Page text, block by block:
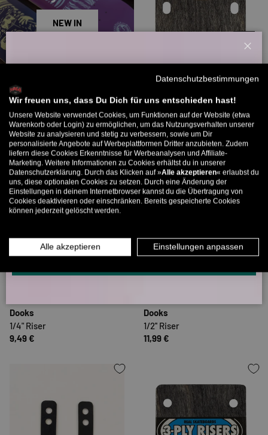
NEW IN
3-Ply Riser 1/8"
★★★★★ (3)
Dooks
1/4" Riser
9,49 €
Dooks
1/2'' Riser
11,99 €
Willkommensbonus
Willkommens-Rabattcode direkt per Mail zugeschickt.
Bis zu 11% Rabatt auf deine erste Bestellung. Aufgepasst: Du
kannst nur 1x wählen! 🤫
5% ab €80 9% ab €100 11% ab €150 🔥
E-Mail
MÄNNER
INFOS ÜBER WHATSAPP? KEIN PROBLEM!
KLICK HIER UND SCHICKE UNS DIE VORGESCHRIEBENE NACHRICHT,
Datenschutzbestimmungen
Wir freuen uns, dass Du Dich für uns entschieden hast!
Unsere Website verwendet Cookies, um Funktionen auf der Website (etwa
Warenkorb oder Login) zu ermöglichen, um das Nutzungsverhalten unserer
Website zu analysieren und stetig zu verbessern, sowie um Dir
personalisierte Angebote auf Werbeplattformen Dritter anzubieten. Zudem
liefern diese Cookies Erkenntnisse für Werbeanalysen und Affiliate-
Marketing. Weitere Informationen zu Cookies erhältst du in unserer
Datenschutzerklärung. Durch das Klicken auf »Alle akzeptieren« erlaubst du
uns, diese optionalen Cookies zu setzen. Durch eine Änderung der
Einstellungen in deinem Internetbrowser kannst du die Übertragung von
Cookies deaktivieren oder einschränken. Bereits gespeicherte Cookies
können jederzeit gelöscht werden.
Alle akzeptieren Einstellungen anpassen